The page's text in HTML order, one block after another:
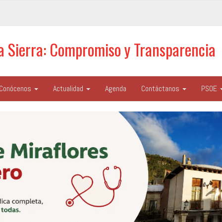
Sierra: Compromiso y Transparencia
Conócenos Actualidad Agenda Contáctanos PSOE